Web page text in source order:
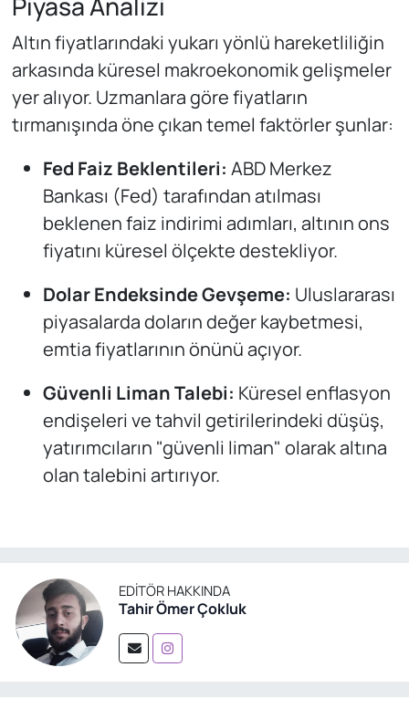
Piyasa Analizi
Altın fiyatlarındaki yukarı yönlü hareketliliğin
arkasında küresel makroekonomik gelişmeler
yer alıyor. Uzmanlara göre fiyatların
tırmanışında öne çıkan temel faktörler şunlar:
Fed Faiz Beklentileri: ABD Merkez
Bankası (Fed) tarafından atılması
beklenen faiz indirimi adımları, altının ons
fiyatını küresel ölçekte destekliyor.
Dolar Endeksinde Gevşeme: Uluslararası
piyasalarda doların değer kaybetmesi,
emtia fiyatlarının önünü açıyor.
Güvenli Liman Talebi: Küresel enflasyon
endişeleri ve tahvil getirilerindeki düşüş,
yatırımcıların "güvenli liman" olarak altına
olan talebini artırıyor.
EDITÖR HAKKINDA
Tahir Ömer Çokluk